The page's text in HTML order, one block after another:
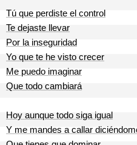
Tú que perdiste el control
Te dejaste llevar
Por la inseguridad
Yo que te he visto crecer
Me puedo imaginar
Que todo cambiará
Hoy aunque todo siga igual
Y me mandes a callar